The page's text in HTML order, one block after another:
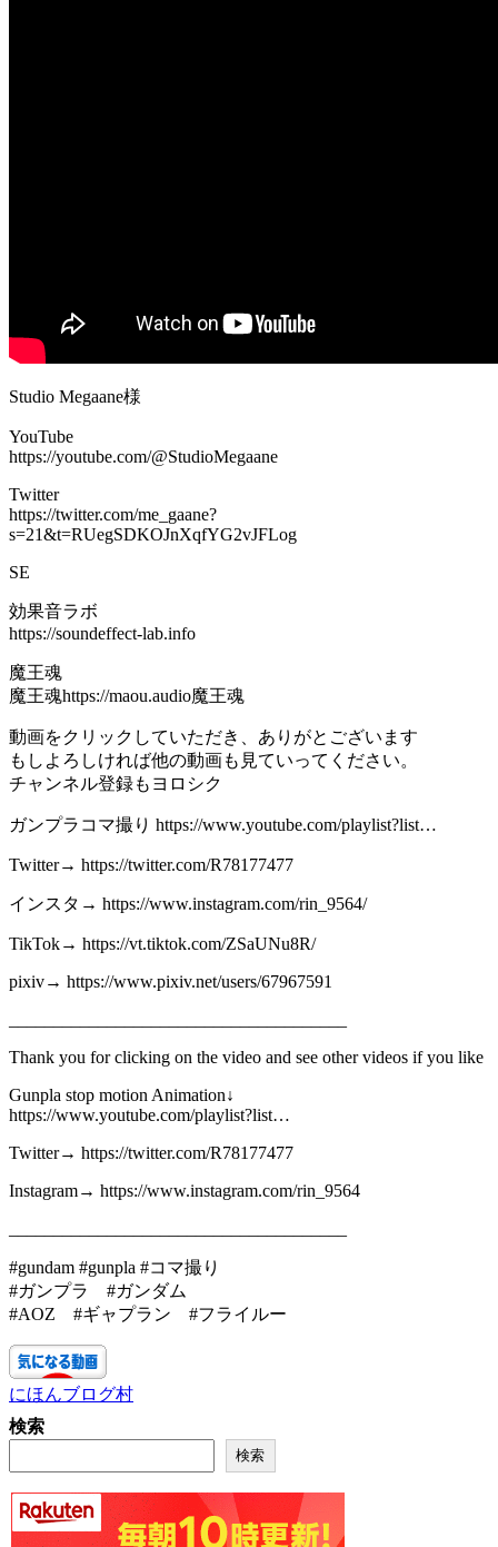
Studio Megaane様
YouTube
https://youtube.com/@StudioMegaane
Twitter
https://twitter.com/me_gaane?
s=21&t=RUegSDKOJnXqfYG2vJFLog
SE
効果音ラボ
https://soundeffect-lab.info
魔王魂
魔王魂https://maou.audio魔王魂
動画をクリックしていただき、ありがとございます
もしよろしければ他の動画も見ていってください。
チャンネル登録もヨロシク
ガンプラコマ撮り https://www.youtube.com/playlist?list…
Twitter→ https://twitter.com/R78177477
インスタ→ https://www.instagram.com/rin_9564/
TikTok→ https://vt.tiktok.com/ZSaUNu8R/
pixiv→ https://www.pixiv.net/users/67967591
Thank you for clicking on the video and see other videos if you like
Gunpla stop motion Animation↓
https://www.youtube.com/playlist?list…
Twitter→ https://twitter.com/R78177477
Instagram→ https://www.instagram.com/rin_9564
#gundam #gunpla #コマ撮り
#ガンプラ #ガンダム
#AOZ #ギャプラン #フライルー
にほんブログ村
検索
検索